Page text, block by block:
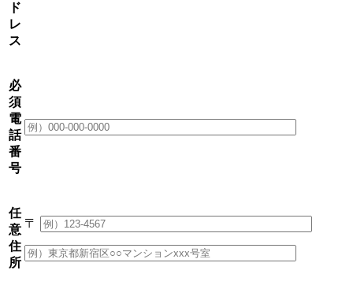
ド
レ
ス
必
須
電
話
番
号
任
意
住
所
〒